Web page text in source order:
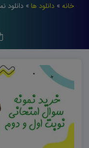
خانه » دانلود ها »